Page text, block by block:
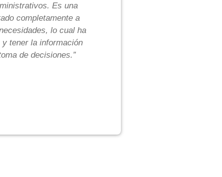
Es una
completamente a
lo cual ha
tener la información
de decisiones.”